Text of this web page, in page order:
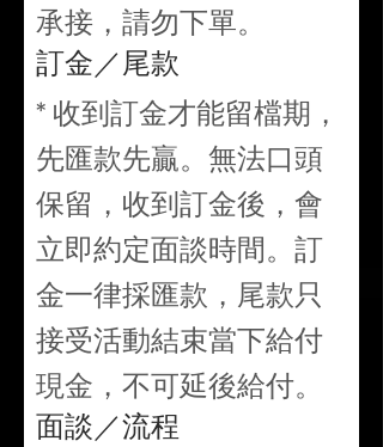
承接，請勿下單。
訂金／尾款
* 收到訂金才能留檔期，
先匯款先贏。無法口頭
保留，收到訂金後，會
立即約定面談時間。訂
金一律採匯款，尾款只
接受活動結束當下給付
現金，不可延後給付。
面談／流程